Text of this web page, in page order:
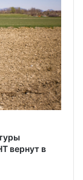
вернут в